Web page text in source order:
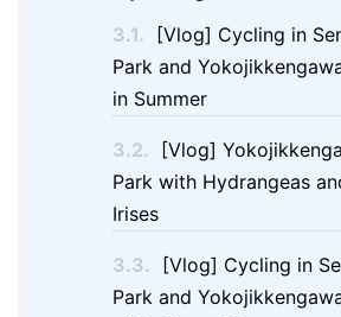
3.1. [Vlog] Cycling in
Park and
in Summer
3.2. [Vlog]
Park with Hydrangeas
Irises
3.3. [Vlog] Cycling in
Park and